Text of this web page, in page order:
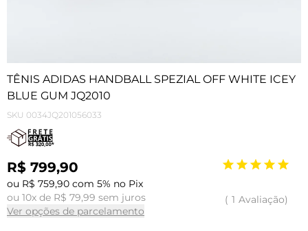
TÊNIS ADIDAS HANDBALL SPEZIAL OFF WHITE ICEY
BLUE GUM JQ2010
SKU 0034JQ201056033
R$ 799,90
ou R$ 759,90 com 5% no Pix
ou 10x de R$ 79,99 sem juros
Ver opções de parcelamento
1 Avaliação